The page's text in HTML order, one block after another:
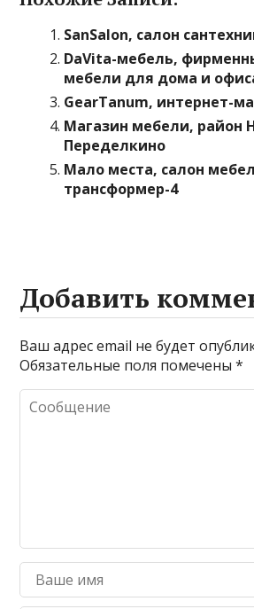
SanSalon, салон
DaVita-мебель,
мебели для дома и
GearTanum, интернет-
Магазин мебели, район
Переделкино
Мало места, салон
трансформер-4
Добавить
Ваш адрес email не будет
Обязательные поля помечены*